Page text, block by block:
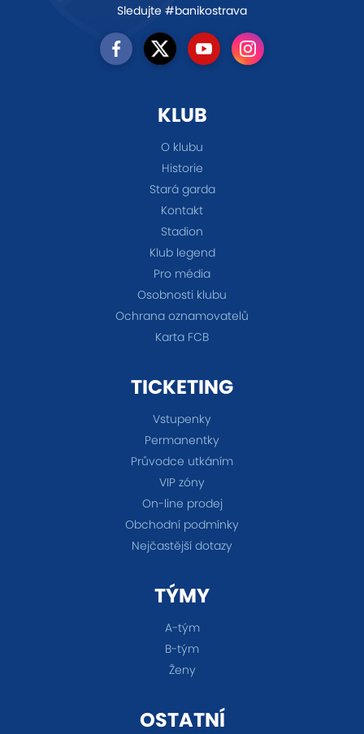
Sledujte #banikostrava
KLUB
O klubu
Historie
Stará garda
Kontakt
Stadion
Klub legend
Pro média
Osobnosti klubu
Ochrana oznamovatelů
Karta FCB
TICKETING
Vstupenky
Permanentky
Průvodce utkáním
VIP zóny
On-line prodej
Obchodní podmínky
Nejčastější dotazy
TÝMY
A-tým
B-tým
Ženy
OSTATNÍ